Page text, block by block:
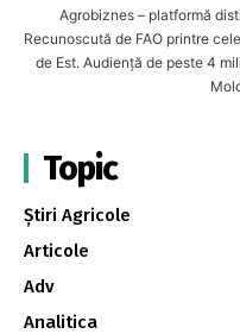
Agrobiznes – platformă
Recunoscută de FAO printre
de Est. Audiență de peste 4
Topic
Știri Agricole
Articole
Adv
Analitica